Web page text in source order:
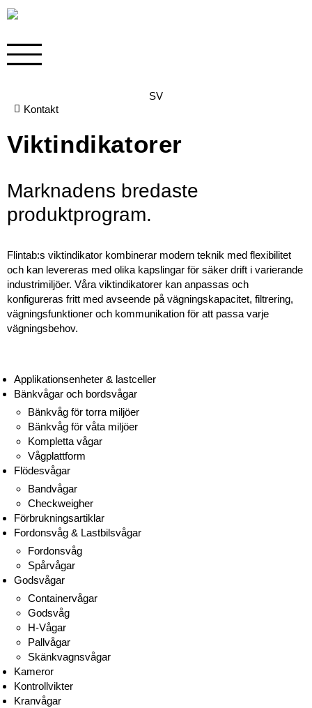
SV
Kontakt
Viktindikatorer
Marknadens bredaste
produktprogram.
Flintab:s viktindikator kombinerar modern teknik med flexibilitet
och kan levereras med olika kapslingar för säker drift i varierande
industrimiljöer. Våra viktindikatorer kan anpassas och
konfigureras fritt med avseende på vägningskapacitet, filtrering,
vägningsfunktioner och kommunikation för att passa varje
vägningsbehov.
Applikationsenheter & lastceller
Bänkvågar och bordsvågar
Bänkvåg för torra miljöer
Bänkvåg för våta miljöer
Kompletta vågar
Vågplattform
Flödesvågar
Bandvågar
Checkweigher
Förbrukningsartiklar
Fordonsvåg & Lastbilsvågar
Fordonsvåg
Spårvågar
Godsvågar
Containervågar
Godsvåg
H-Vågar
Pallvågar
Skänkvagnsvågar
Kameror
Kontrollvikter
Kranvågar